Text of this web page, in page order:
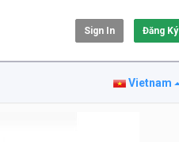
Sign In Đăng Ký
Vietnam